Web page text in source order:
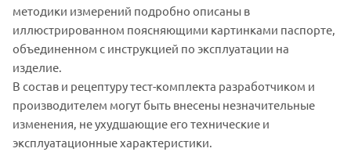
методики измерений подробно описаны в
иллюстрированном поясняющими картинками паспорте,
объединенном с инструкцией по эксплуатации на
изделие.
В состав и рецептуру тест-комплекта разработчиком и
производителем могут быть внесены незначительные
изменения, не ухудшающие его технические и
эксплуатационные характеристики.